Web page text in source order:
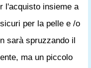
l'acquisto insieme a
per la pelle e /o
sarà spruzzando il
ma un piccolo